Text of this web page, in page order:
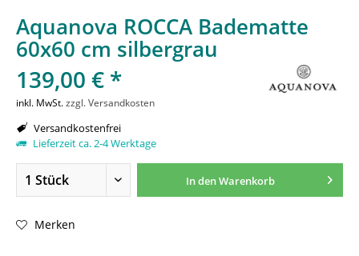
Aquanova ROCCA Badematte
60x60 cm silbergrau
139,00 € *
inkl. MwSt.zzgl. Versandkosten
Versandkostenfrei
Lieferzeit ca. 2-4 Werktage
In denWarenkorb
Merken